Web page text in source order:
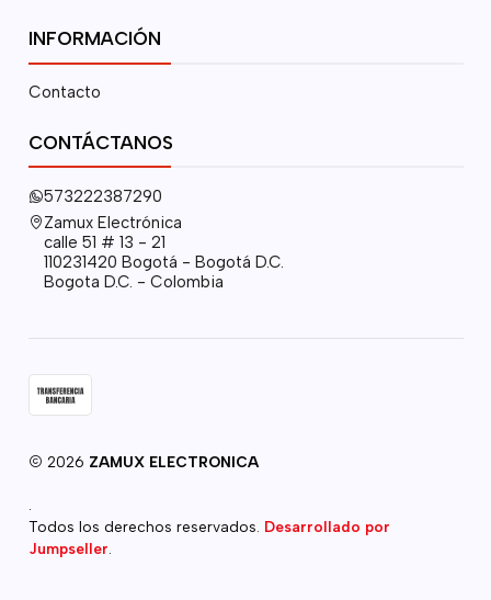
INFORMACIÓN
Contacto
CONTÁCTANOS
573222387290
Zamux Electrónica
calle 51 # 13 - 21
110231420 Bogotá - Bogotá D.C.
Bogota D.C. - Colombia
2026 ZAMUX ELECTRONICA
Todos los derechos reservados. Desarrollado por
Jumpseller